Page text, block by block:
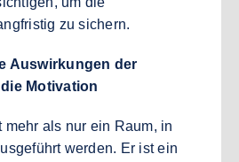
zu sichern.
Auswirkungen der
Motivation
mehr als nur ein Raum, in
werden. Er ist ein